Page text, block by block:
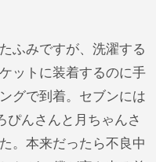
ふみですが、洗濯する
ットに装着するのに手
グで到着。セブンには
ぴんさんと月ちゃんさ
。本来だったら不良中